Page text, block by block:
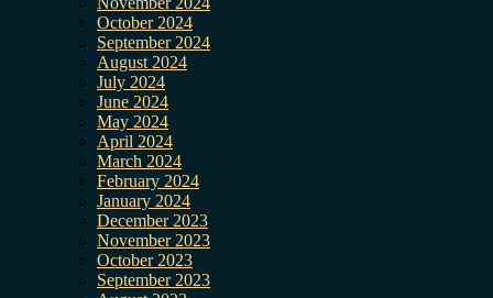
October 2024
September 2024
August 2024
July 2024
June 2024
May 2024
April 2024
March 2024
February 2024
January 2024
December 2023
November 2023
October 2023
September 2023